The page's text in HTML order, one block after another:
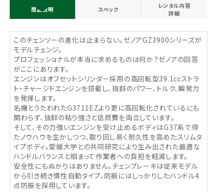
商品説明 スペック
レンタル内容
詳細
このチェンソーの進化は止まらない。ゼノアGZ3900シリーズが
モデルチェンジ。
プロフェッショナルが本当に求めるものは何か？ゼノアの回答
がここにあります。
エンジンはオフセットシリンダー採用の高回転型39.1ccストラ
ト・チャージドエンジンを搭載し、抜群のパワー、トルク、瞬発力
を発揮します。
名機とうたわれたG3711EZより更に高回転化されているにも
関わらず、抜群の粘り強さと低燃費を両立しています。
そして、その力強いエンジンを受け止めるボディはG37系で得
たノウハウを生かしつつ、取り回し易く耐久性を高めたスリムタ
イプボディ。愛媛大学との共同研究により生み出された最適な
ハンドルバランスと相まって作業者への負担を軽減します。
安全性にもぬかりはありません。チェンブレーキは従来モデル
から引き続き慣性自動タイプ、防振にはしっかりしたハンドル4
点防振を採用しています。